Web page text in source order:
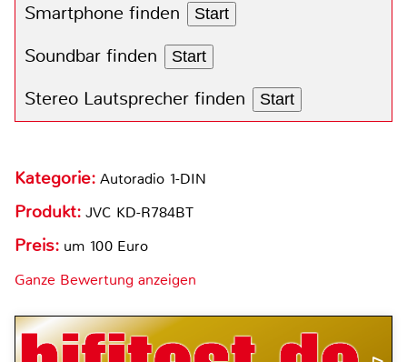
Smartphone finden Start
Soundbar finden Start
Stereo Lautsprecher finden Start
Kategorie: Autoradio 1-DIN
Produkt: JVC KD-R784BT
Preis: um 100 Euro
Ganze Bewertung anzeigen